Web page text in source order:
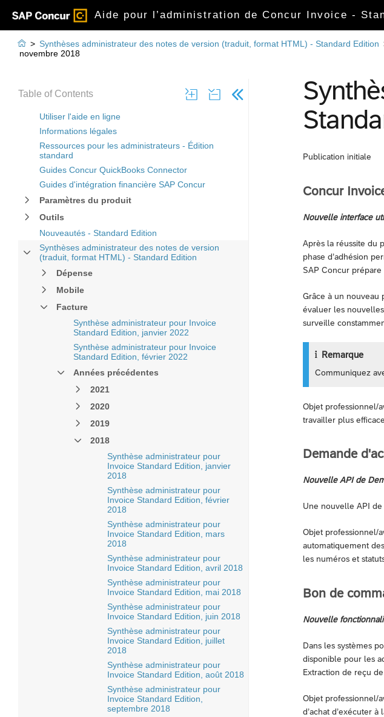
Aide pour l’administration de Concur Invoice -
Table of Contents
Utiliser l'aide en ligne
Informations légales
Ressources pour les administrateurs - Édition
standard
Guides Concur QuickBooks Connector
Guides d'intégration financière SAP Concur
Paramètres du produit
Outils
Nouveautés - Standard Edition
Synthèses administrateur des notes de version
(traduit, format HTML) - Standard Edition
Dépense
Mobile
Facture
Synthèse administrateur pour Invoice
Standard Edition, janvier 2022
Synthèse administrateur pour Invoice
Standard Edition, février 2022
Années précédentes
2021
2020
2019
2018
Synthèse administrateur pour
Invoice Standard Edition, janvier
2018
Synthèse administrateur pour
Invoice Standard Edition, février
2018
Synthèse administrateur pour
Invoice Standard Edition, mars
2018
Synthèse administrateur pour
Invoice Standard Edition, avril 2018
Synthèse administrateur pour
Invoice Standard Edition, mai 2018
Synthèse administrateur pour
Invoice Standard Edition, juin 2018
Synthèse administrateur pour
Invoice Standard Edition, juillet
2018
Synthèse administrateur pour
Invoice Standard Edition, août 2018
Synthèse administrateur pour
Invoice Standard Edition,
septembre 2018
 > Synthèses administrateur des notes de version (traduit, format HTML) - Standard Edition
novembre 2018
Publication initiale
Concur
Nouvelle interface
Après la réussite du
phase d’adhésion
SAP Concur
Grâce à un nouveau
évaluer les
surveille
Remarque
Communiquez
Objet professionnel/
travailler plus
Demande
Nouvelle API de
Une nouvelle API
Objet professionnel/
automatiquement
les numéros et
Bon de
Nouvelle
Dans les systèmes
disponible pour les
Extraction de reçu
Objet professionnel/
d’achat d’exécuter